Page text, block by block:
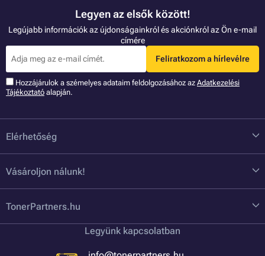
Legyen az elsők között!
Legújabb információk az újdonságainkról és akciónkról az Ön e-mail
címére
Feliratkozom a hírlevélre
Hozzájárulok a szémelyes adataim feldolgozásához az Adatkezelési
Tájékoztató alapján.
Elérhetőség
Vásároljon nálunk!
TonerPartners.hu
Legyünk kapcsolatban